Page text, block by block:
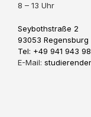
8 – 13 Uhr
Seybothstraße 2
93053 Regensburg
Tel: +49 941 943
E-Mail: